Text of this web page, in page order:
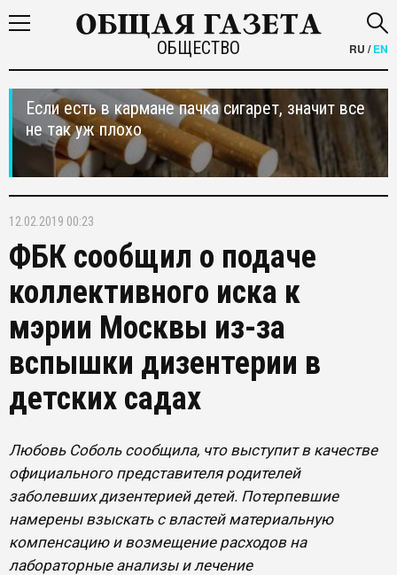
ОБЩЕСТВО RU /EN
Если есть в кармане пачка сигарет, значит все
не так уж плохо
12.02.2019 00:23
ФБК сообщил о подаче
коллективного иска к
мэрии Москвы из-за
вспышки дизентерии в
детских садах
Любовь Соболь сообщила, что выступит в качестве
официального представителя родителей
заболевших дизентерией детей. Потерпевшие
намерены взыскать с властей материальную
компенсацию и возмещение расходов на
лабораторные анализы и лечение